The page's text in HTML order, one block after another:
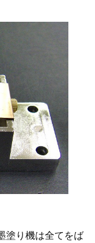
塗り機は全てをば